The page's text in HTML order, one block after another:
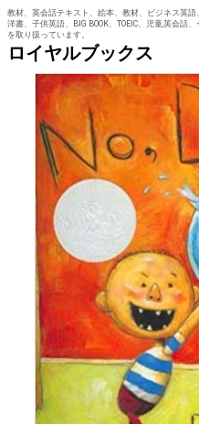
教材、英会話テキスト、絵本、教材、ビジネス英語
洋書、子供英語、BIG BOOK、TOEIC、児童,英会話
を取り扱っています。
ロイヤルブックス